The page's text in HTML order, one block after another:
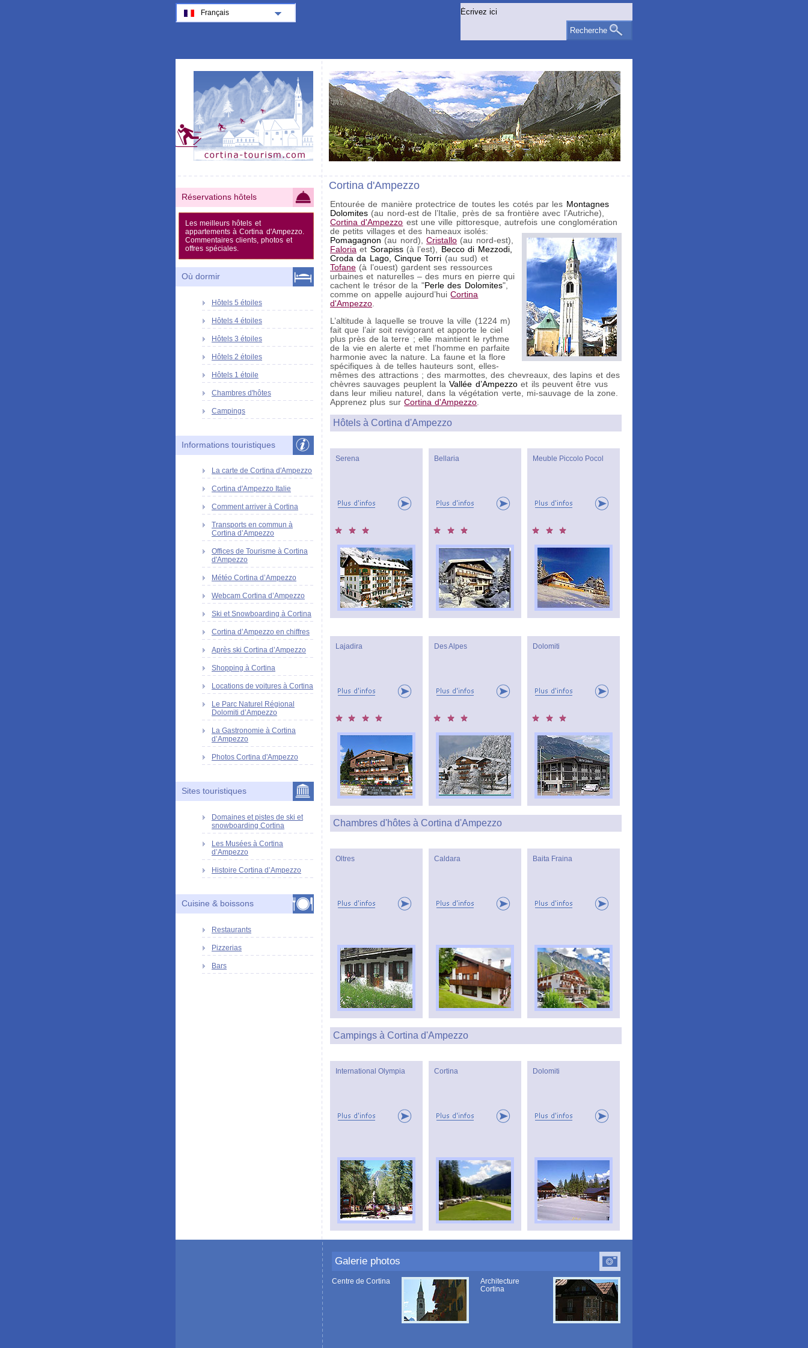
Cortina d'Ampezzo
Entourée de manière protectrice de toutes les cotés par les Montagnes
Dolomites (au nord-est de l’Italie, près de sa frontière avec l’Autriche),
Cortina d'Ampezzo est une ville pittoresque, autrefois une conglomération
de petits villages et des hameaux isolés:
Pomagagnon (au nord),Cristallo (au nord-est),
Faloria et Sorapiss(à l’est), Becco di Mezzodi,
Croda da Lago, Cinque Torri (au sud) et
Tofane (à l’ouest) gardent ses ressources
urbaines et naturelles – des murs en pierre qui
cachent le trésor de la "Perle des Dolomites",
comme on appelle aujourd’huiCortina
d'Ampezzo.
L’altitude à laquelle se trouve la ville (1224 m)
fait que l’air soit revigorant et apporte le ciel
plus près de la terre ; elle maintient le rythme
de la vie en alerte et met l’homme en parfaite
harmonie avec la nature. La faune et la flore
spécifiques à de telles hauteurs sont, elles-
mêmes des attractions ; des marmottes, des chevreaux, des lapins et des
chèvres sauvages peuplent laVallée d’Ampezzoet ils peuvent être vus
dans leur milieu naturel, dans la végétation verte, mi-sauvage de la zone.
Apprenez plus surCortina d'Ampezzo
Hôtels à Cortina d'Ampezzo
Serena Bellaria Meuble Piccolo Pocol
Lajadira Des Alpes Dolomiti
Chambres d'hôtes à Cortina d'Ampezzo
Oltres Caldara Baita Fraina
Campings à Cortina d'Ampezzo
International Olympia Cortina Dolomiti
Réservations hôtels
Les meilleurs hôtels et
appartements à Cortina d'Ampezzo.
Commentaires clients, photos et
offres spéciales.
Où dormir
Hôtels 5 étoiles
Hôtels 4 étoiles
Hôtels 3 étoiles
Hôtels 2 étoiles
Hôtels 1 étoile
Chambres d'hôtes
Campings
Informations touristiques
La carte de Cortina d'Ampezzo
Cortina d'Ampezzo Italie
Comment arriver à Cortina
Transports en commun à
Cortina d’Ampezzo
Offices de Tourisme à Cortina
d'Ampezzo
Météo Cortina d’Ampezzo
Webcam Cortina d’Ampezzo
Ski et Snowboarding à Cortina
Cortina d’Ampezzo en chiffres
Après ski Cortina d’Ampezzo
Shopping à Cortina
Locations de voitures à Cortina
Le Parc Naturel Régional
Dolomiti d’Ampezzo
La Gastronomie à Cortina
d’Ampezzo
Photos Cortina d'Ampezzo
Sites touristiques
Domaines et pistes de ski et
snowboarding Cortina
Les Musées à Cortina
d’Ampezzo
Histoire Cortina d’Ampezzo
Cuisine & boissons
Restaurants
Pizzerias
Bars
Galerie photos
Architecture
Cortina
Centre de Cortina
Français
Recherche